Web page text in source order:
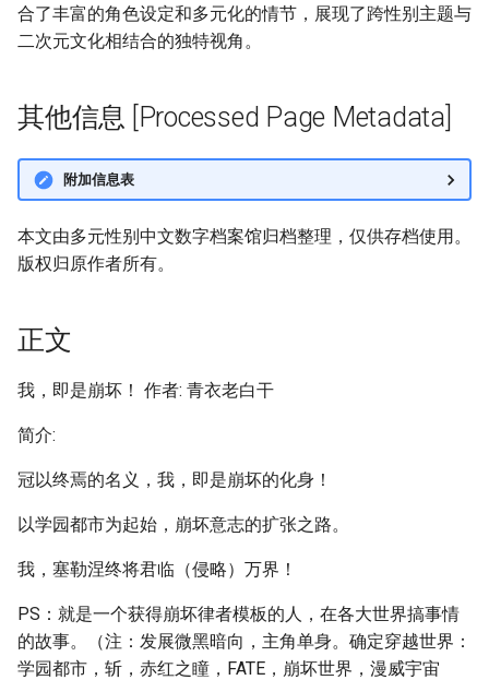
合了丰富的角色设定和多元化的情节，展现了跨性别主题与
二次元文化相结合的独特视角。
其他信息 [Processed Page Metadata]
附加信息表
本文由多元性别中文数字档案馆归档整理，仅供存档使用。
版权归原作者所有。
正文
我，即是崩坏！ 作者: 青衣老白干
简介:
冠以终焉的名义，我，即是崩坏的化身！
以学园都市为起始，崩坏意志的扩张之路。
我，塞勒涅终将君临（侵略）万界！
PS：就是一个获得崩坏律者模板的人，在各大世界搞事情
的故事。（注：发展微黑暗向，主角单身。确定穿越世界：
学园都市，斩，赤红之瞳，FATE，崩坏世界，漫威宇宙